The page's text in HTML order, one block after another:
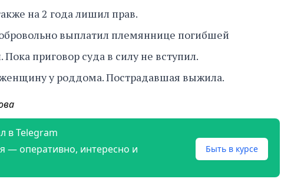
на 2 года лишил прав.
выплатил племяннице погибшей
приговор суда в силу не вступил.
у роддома. Пострадавшая выжила.
в Telegram
— оперативно, интересно и
Быть в курсе